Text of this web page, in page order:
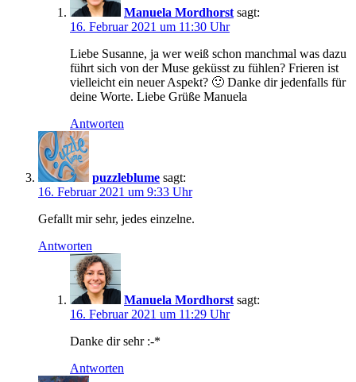
Manuela Mordhorst sagt:
16. Februar 2021 um 11:30 Uhr
Liebe Susanne, ja wer weiß schon manchmal was dazu
führt sich von der Muse geküsst zu fühlen? Frieren ist
vielleicht ein neuer Aspekt? 🙂 Danke dir jedenfalls für
deine Worte. Liebe Grüße Manuela
Antworten
puzzleblume sagt:
16. Februar 2021 um 9:33 Uhr
Gefallt mir sehr, jedes einzelne.
Antworten
Manuela Mordhorst sagt:
16. Februar 2021 um 11:29 Uhr
Danke dir sehr :-*
Antworten